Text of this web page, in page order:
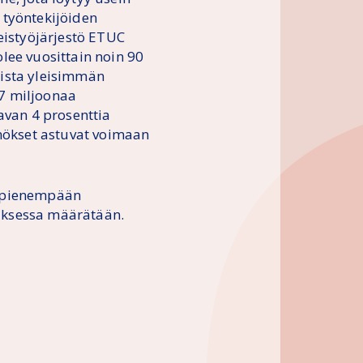
työntekijöiden
ETUC
vuosittain noin 90
yleisimmän
miljoonaa
4 prosenttia
astuvat voimaan
määrätään.